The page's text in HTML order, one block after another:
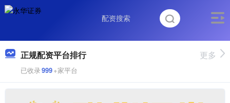
正规配资平台排行
已收录999+家平台
更多